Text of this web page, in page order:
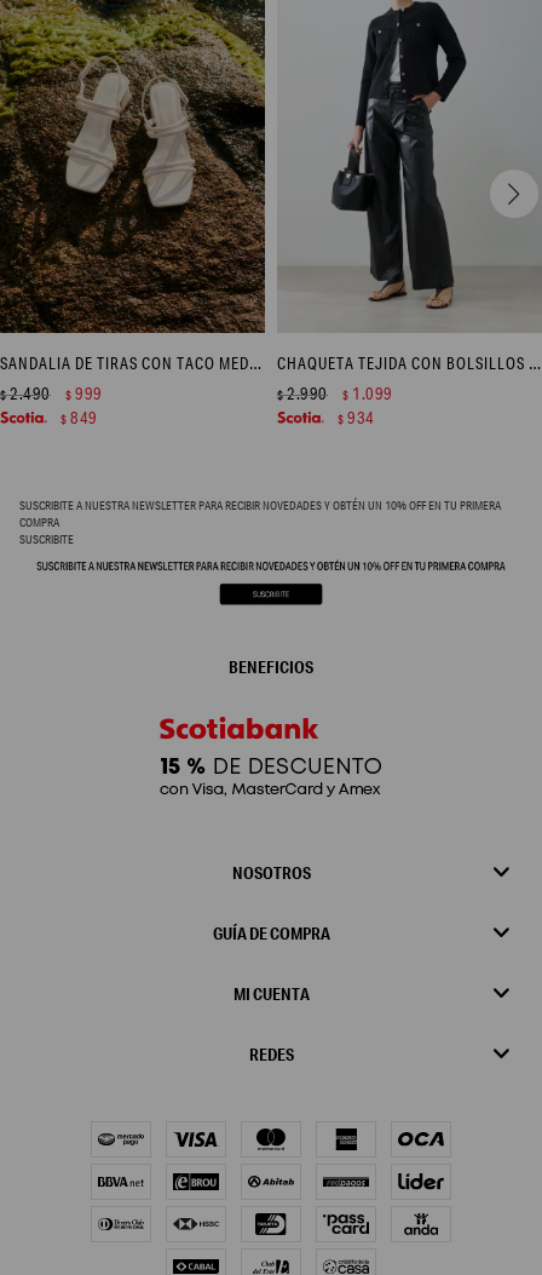
SANDALIA DE TIRAS CON TACO MEDIO - CRUDO
$2.490 $ 999
$ 849
CHAQUETA TEJIDA CON BOLSILLOS - NEGRO
$2.990 $ 1.099
$ 934
SUSCRIBITE A NUESTRA NEWSLETTER PARA RECIBIR NOVEDADES Y OBTÉN UN 10% OFF EN TU PRIMERA
COMPRA
SUSCRIBITE
NOSOTROS
GUÍA DE COMPRA
MI CUENTA
REDES
BENEFICIOS